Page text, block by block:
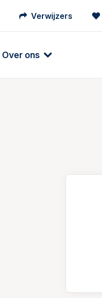
Verwijzers
Over ons